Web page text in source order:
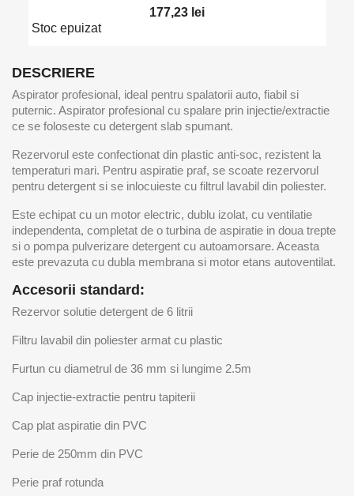
177,23 lei
Stoc epuizat
DESCRIERE
Aspirator profesional, ideal pentru spalatorii auto, fiabil si
puternic. Aspirator profesional cu spalare prin injectie/extractie
ce se foloseste cu detergent slab spumant.
Rezervorul este confectionat din plastic anti-soc, rezistent la
temperaturi mari. Pentru aspiratie praf, se scoate rezervorul
pentru detergent si se inlocuieste cu filtrul lavabil din poliester.
Este echipat cu un motor electric, dublu izolat, cu ventilatie
independenta, completat de o turbina de aspiratie in doua trepte
si o pompa pulverizare detergent cu autoamorsare. Aceasta
este prevazuta cu dubla membrana si motor etans autoventilat.
Accesorii standard:
Rezervor solutie detergent de 6 litrii
Filtru lavabil din poliester armat cu plastic
Furtun cu diametrul de 36 mm si lungime 2.5m
Cap injectie-extractie pentru tapiterii
Cap plat aspiratie din PVC
Perie de 250mm din PVC
Perie praf rotunda